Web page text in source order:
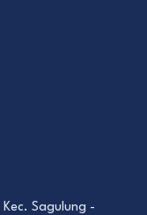
Sagulung -